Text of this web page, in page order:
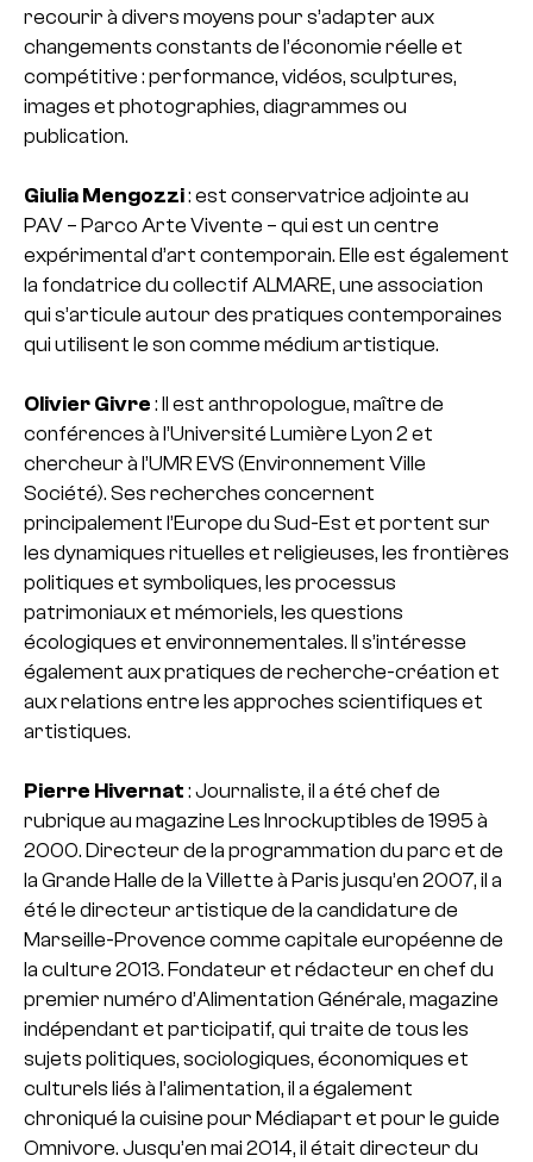
recourir à divers moyens pour s’adapter aux
changements constants de l’économie réelle et
compétitive : performance, vidéos, sculptures,
images et photographies, diagrammes ou
publication.
Giulia Mengozzi: est conservatrice adjointe au
PAV – Parco Arte Vivente – qui est un centre
expérimental d’art contemporain. Elle est également
la fondatrice du collectif ALMARE, une association
qui s’articule autour des pratiques contemporaines
qui utilisent le son comme médium artistique.
Olivier Givre : Il est anthropologue, maître de
conférences à l’Université Lumière Lyon 2 et
chercheur à l’UMR EVS (Environnement Ville
Société). Ses recherches concernent
principalement l’Europe du Sud-Est et portent sur
les dynamiques rituelles et religieuses, les frontières
politiques et symboliques, les processus
patrimoniaux et mémoriels, les questions
écologiques et environnementales. Il s’intéresse
également aux pratiques de recherche-création et
aux relations entre les approches scientifiques et
artistiques.
Pierre Hivernat : Journaliste, il a été chef de
rubrique au magazine Les Inrockuptibles de 1995 à
2000. Directeur de la programmation du parc et de
la Grande Halle de la Villette à Paris jusqu’en 2007, il a
été le directeur artistique de la candidature de
Marseille-Provence comme capitale européenne de
la culture 2013. Fondateur et rédacteur en chef du
premier numéro d’Alimentation Générale, magazine
indépendant et participatif, qui traite de tous les
sujets politiques, sociologiques, économiques et
culturels liés à l’alimentation, il a également
chroniqué la cuisine pour Médiapart et pour le guide
Omnivore. Jusqu’en mai 2014, il était directeur du